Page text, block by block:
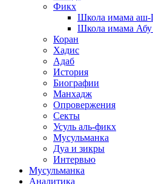
Фикх
Школа имама
Школа имама
Коран
Хадис
Адаб
История
Биографии
Манхадж
Опровержения
Секты
Усуль аль-фикх
Мусульманка
Дуа и зикры
Интервью
Мусульманка
Аналитика